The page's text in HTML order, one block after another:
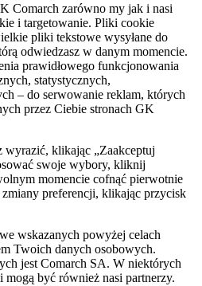
Comarch zarówno my jak i nasi
i targetowanie. Pliki cookie
pliki tekstowe wysyłane do
odwiedzasz w danym momencie.
prawidłowego funkcjonowania
statystycznych,
– do serwowanie reklam, których
przez Ciebie stronach GK
wyrazić, klikając „Zaakceptuj
swoje wybory, kliknij
momencie cofnąć pierwotnie
preferencji, klikając przycisk
wskazanych powyżej celach
Twoich danych osobowych.
jest Comarch SA. W niektórych
mogą być również nasi partnerzy.